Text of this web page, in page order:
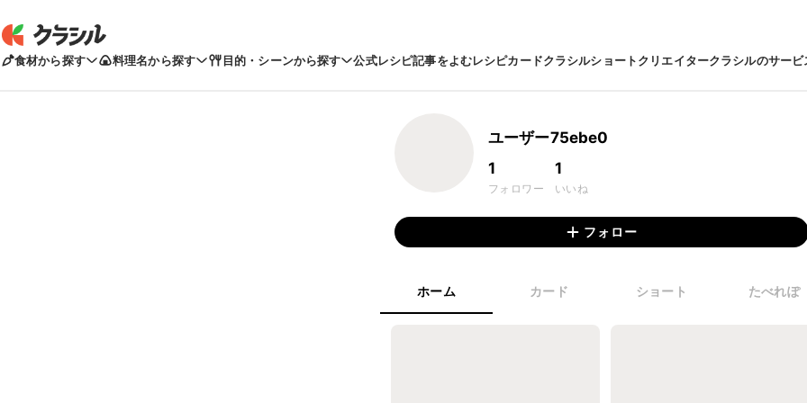
食材から探す 料理名から探す 目的・シーンから探す 公式レシピ記事をよむレシピカードクラシルショートクリエイタークラシルのサービ
ユーザー75ebe0
1
フォロワー
1
いいね
フォロー
ホーム カード ショート たべれぽ